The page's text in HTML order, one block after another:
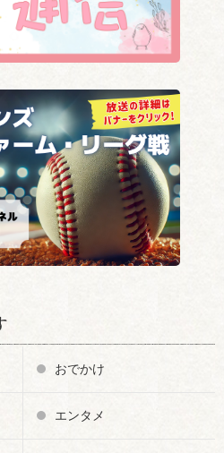
おでかけ
エンタメ